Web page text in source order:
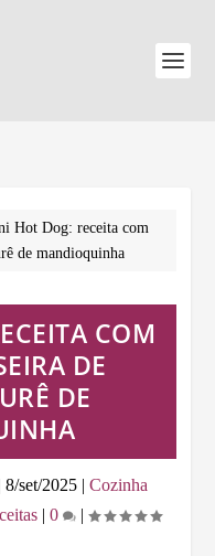
Hot Dog: receita com
de mandioquinha
COM
DE
DE
8/set/2025| Cozinha
| 0 |